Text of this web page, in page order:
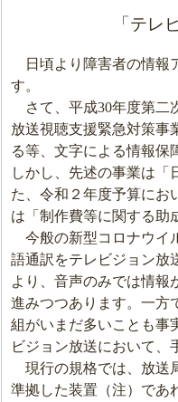
「テレ
日頃より障害者の情報
す。
さて、平成30年度第二
放送視聴支援緊急対策事
る等、文字による情報保
しかし、先述の事業は「
た、令和２年度予算にお
は「制作費等に関する助
今般の新型コロナウイ
語通訳をテレビジョン放
より、音声のみでは情報
進みつつあります。一方
組がいまだ多いことも事
ビジョン放送において、
現行の規格では、放送
準拠した装置（注）であ